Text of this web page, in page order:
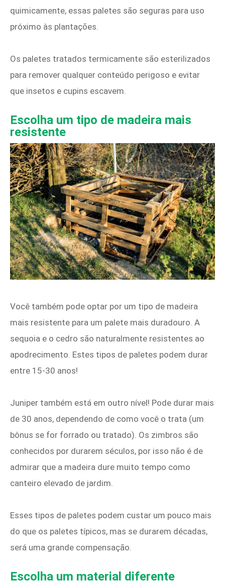
quimicamente, essas paletes são seguras para uso
próximo às plantações.
Os paletes tratados termicamente são esterilizados
para remover qualquer conteúdo perigoso e evitar
que insetos e cupins escavem.
Escolha um tipo de madeira mais
resistente
Você também pode optar por um tipo de madeira
mais resistente para um palete mais duradouro. A
sequoia e o cedro são naturalmente resistentes ao
apodrecimento. Estes tipos de paletes podem durar
entre 15-30 anos!
Juniper também está em outro nível! Pode durar mais
de 30 anos, dependendo de como você o trata (um
bônus se for forrado ou tratado). Os zimbros são
conhecidos por durarem séculos, por isso não é de
admirar que a madeira dure muito tempo como
canteiro elevado de jardim.
Esses tipos de paletes podem custar um pouco mais
do que os paletes típicos, mas se durarem décadas,
será uma grande compensação.
Escolha um material diferente